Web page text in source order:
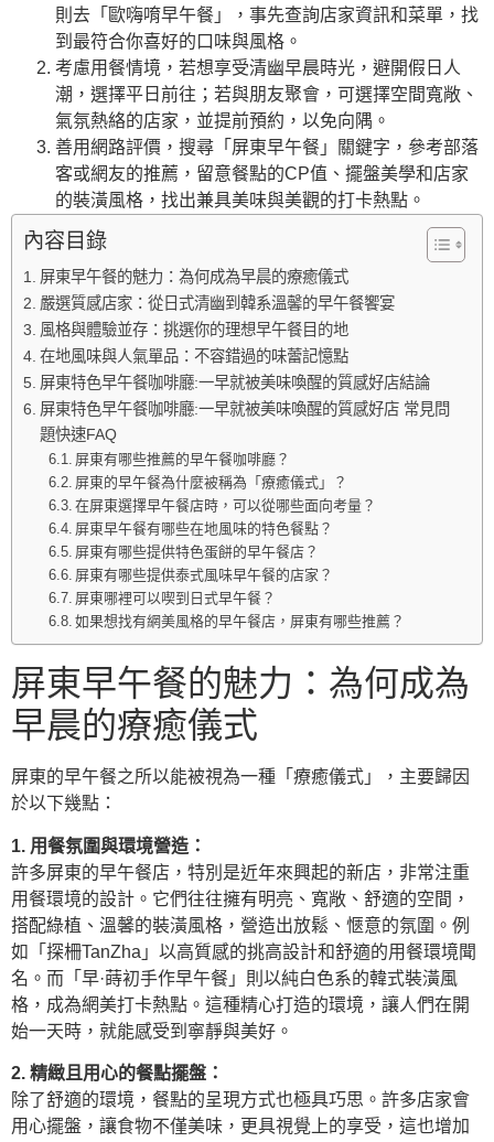
則去「歐嗨唷早午餐」，事先查詢店家資訊和菜單，找
到最符合你喜好的口味與風格。
考慮用餐情境，若想享受清幽早晨時光，避開假日人
潮，選擇平日前往；若與朋友聚會，可選擇空間寬敞、
氣氛熱絡的店家，並提前預約，以免向隅。
善用網路評價，搜尋「屏東早午餐」關鍵字，參考部落
客或網友的推薦，留意餐點的CP值、擺盤美學和店家
的裝潢風格，找出兼具美味與美觀的打卡熱點。
內容目錄
屏東早午餐的魅力：為何成為早晨的療癒儀式
嚴選質感店家：從日式清幽到韓系溫馨的早午餐饗宴
風格與體驗並存：挑選你的理想早午餐目的地
在地風味與人氣單品：不容錯過的味蕾記憶點
屏東特色早午餐咖啡廳:一早就被美味喚醒的質感好店結論
屏東特色早午餐咖啡廳:一早就被美味喚醒的質感好店 常見問
題快速FAQ
屏東有哪些推薦的早午餐咖啡廳？
屏東的早午餐為什麼被稱為「療癒儀式」？
在屏東選擇早午餐店時，可以從哪些面向考量？
屏東早午餐有哪些在地風味的特色餐點？
屏東有哪些提供特色蛋餅的早午餐店？
屏東有哪些提供泰式風味早午餐的店家？
屏東哪裡可以喫到日式早午餐？
如果想找有網美風格的早午餐店，屏東有哪些推薦？
屏東早午餐的魅力：為何成為
早晨的療癒儀式
屏東的早午餐之所以能被視為一種「療癒儀式」，主要歸因
於以下幾點：
1. 用餐氛圍與環境營造：
許多屏東的早午餐店，特別是近年來興起的新店，非常注重
用餐環境的設計。它們往往擁有明亮、寬敞、舒適的空間，
搭配綠植、溫馨的裝潢風格，營造出放鬆、愜意的氛圍。例
如「探柵TanZha」以高質感的挑高設計和舒適的用餐環境聞
名。而「早·蒔初手作早午餐」則以純白色系的韓式裝潢風
格，成為網美打卡熱點。這種精心打造的環境，讓人們在開
始一天時，就能感受到寧靜與美好。
2. 精緻且用心的餐點擺盤：
除了舒適的環境，餐點的呈現方式也極具巧思。許多店家會
用心擺盤，讓食物不僅美味，更具視覺上的享受，這也增加